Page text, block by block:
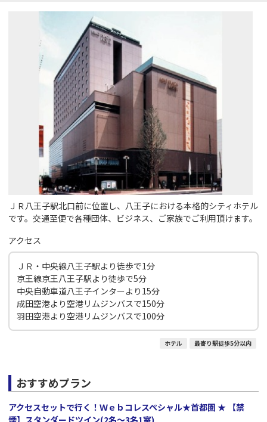
ＪＲ八王子駅北口前に位置し、八王子における本格的シティホテル
です。交通至便で各種団体、ビジネス、ご家族でご利用頂けます。
アクセス
ＪＲ・中央線八王子駅より徒歩で1分
京王線京王八王子駅より徒歩で5分
中央自動車道八王子インターより15分
成田空港より空港リムジンバスで150分
羽田空港より空港リムジンバスで100分
ホテル 最寄り駅徒歩5分以内
おすすめプラン
アクセスセットで行く！Ｗｅｂコレスペシャル★首都圏 ★ 【禁
煙】スタンダードツイン(2名～3名1室)